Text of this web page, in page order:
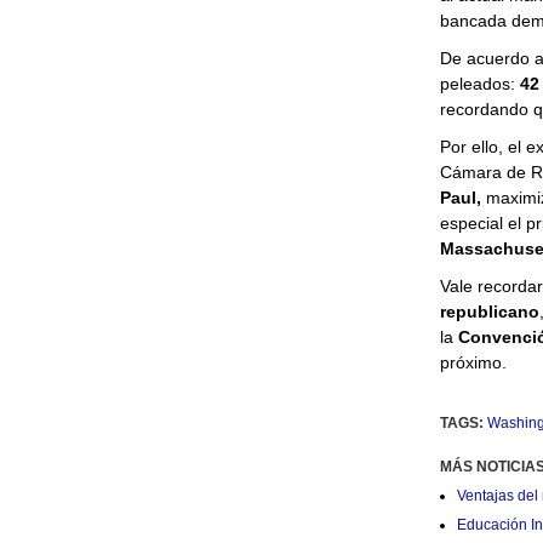
bancada
De acuerdo
peleados:
recordando
Por ello, el
Cámara de
Paul,
especial el
Vale
republicano
la
próximo.
TAGS:
MÁS
Ventajas del
Educación